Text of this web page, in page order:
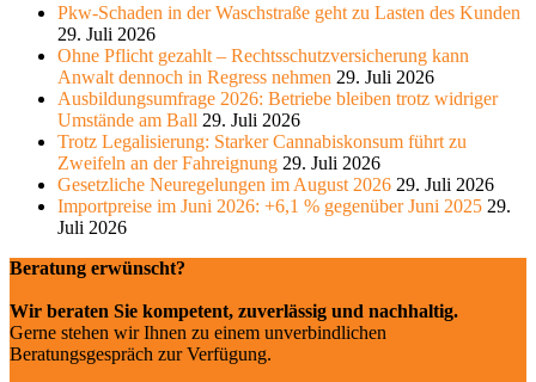
Pkw-Schaden in der Waschstraße geht zu Lasten des Kunden
29. Juli 2026
Ohne Pflicht gezahlt – Rechtsschutzversicherung kann
Anwalt dennoch in Regress nehmen 29. Juli 2026
Ausbildungsumfrage 2026: Betriebe bleiben trotz widriger
Umstände am Ball 29. Juli 2026
Trotz Legalisierung: Starker Cannabiskonsum führt zu
Zweifeln an der Fahreignung 29. Juli 2026
Gesetzliche Neuregelungen im August 2026 29. Juli 2026
Importpreise im Juni 2026: +6,1 % gegenüber Juni 2025 29.
Juli 2026
Beratung erwünscht?
Wir beraten Sie kompetent, zuverlässig und nachhaltig.
Gerne stehen wir Ihnen zu einem unverbindlichen
Beratungsgespräch zur Verfügung.